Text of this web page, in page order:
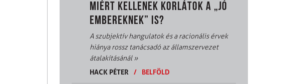
MIÉRT KELLENEK KORLÁTOK A „JÓ
EMBEREKNEK” IS?
A szubjektív hangulatok és a racionális érvek
hiánya rossz tanácsadó az államszervezet
átalakításánál»
HACK PÉTER
/ BELFÖLD